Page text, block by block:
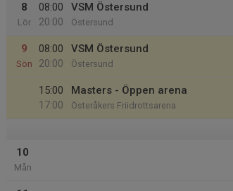
8
Lör
08:00
20:00
VSM Östersund
Östersund
9
Sön
08:00
20:00
VSM Östersund
Östersund
15:00
17:00
Masters - Öppen arena
Österåkers Friidrottsarena
10
Mån